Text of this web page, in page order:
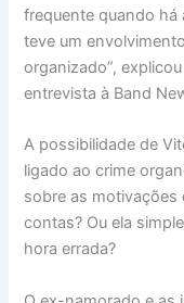
frequente quando há
teve um
organizado”,
entrevista à Band
A possibilidade de
ligado ao crime
sobre as motivações
contas? Ou ela
hora errada?